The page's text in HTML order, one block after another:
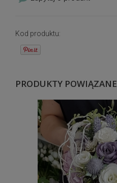
Kod produktu:
PRODUKTY POWIĄZANE